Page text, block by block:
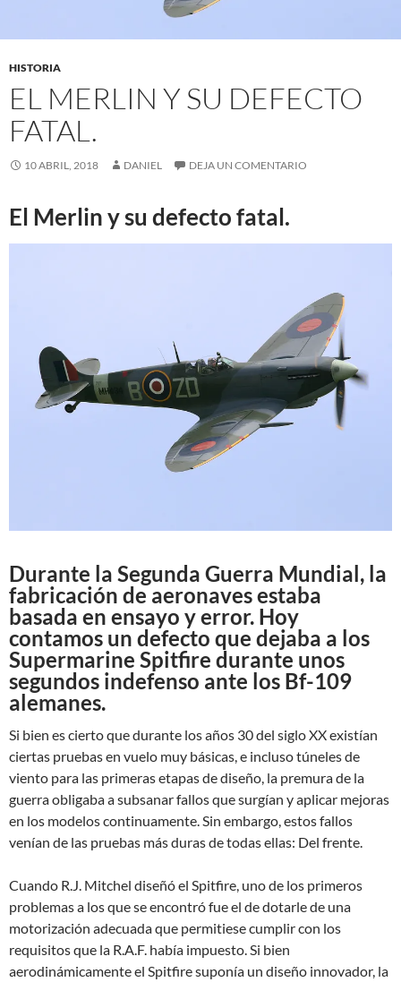
HISTORIA
EL MERLIN Y SU DEFECTO
FATAL.
10 ABRIL, 2018 DANIEL DEJA UN COMENTARIO
El Merlin y su defecto fatal.
Durante la Segunda Guerra Mundial, la
fabricación de aeronaves estaba
basada en ensayo y error. Hoy
contamos un defecto que dejaba a los
Supermarine Spitfire durante unos
segundos indefenso ante los Bf-109
alemanes.
Si bien es cierto que durante los años 30 del siglo XX existían
ciertas pruebas en vuelo muy básicas, e incluso túneles de
viento para las primeras etapas de diseño, la premura de la
guerra obligaba a subsanar fallos que surgían y aplicar mejoras
en los modelos continuamente. Sin embargo, estos fallos
venían de las pruebas más duras de todas ellas: Del frente.
Cuando R.J. Mitchel diseñó el Spitfire, uno de los primeros
problemas a los que se encontró fue el de dotarle de una
motorización adecuada que permitiese cumplir con los
requisitos que la R.A.F. había impuesto. Si bien
aerodinámicamente el Spitfire suponía un diseño innovador, la